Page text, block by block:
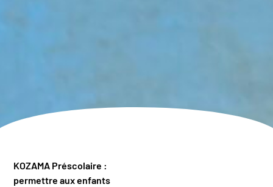
KOZAMA Préscolaire :
permettre aux enfants